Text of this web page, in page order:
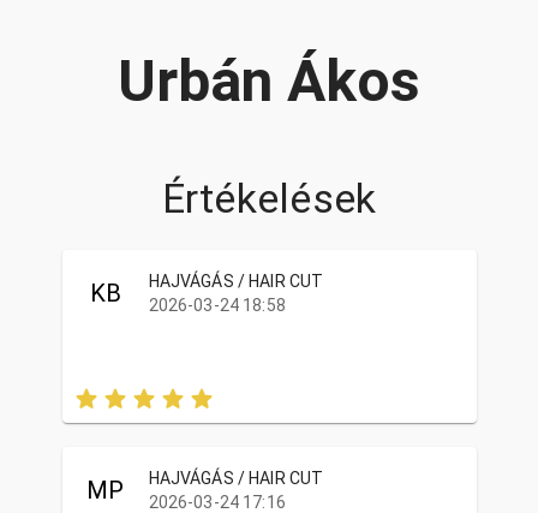
Urbán Ákos
Értékelések
KB
HAJVÁGÁS / HAIR CUT
2026-03-24 18:58
MP
HAJVÁGÁS / HAIR CUT
2026-03-24 17:16